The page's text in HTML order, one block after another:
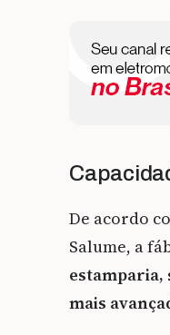
De acordo
Salume, a
mais